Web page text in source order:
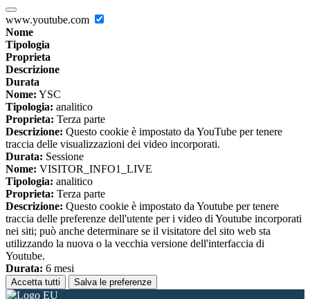
www.youtube.com
Nome
Tipologia
Proprieta
Descrizione
Durata
Nome: YSC
Tipologia: analitico
Proprieta: Terza parte
Descrizione: Questo cookie è impostato da YouTube per tenere
traccia delle visualizzazioni dei video incorporati.
Durata: Sessione
Nome: VISITOR_INFO1_LIVE
Tipologia: analitico
Proprieta: Terza parte
Descrizione: Questo cookie è impostato da Youtube per tenere
traccia delle preferenze dell'utente per i video di Youtube incorporati
nei siti; può anche determinare se il visitatore del sito web sta
utilizzando la nuova o la vecchia versione dell'interfaccia di
Youtube.
Durata: 6 mesi
Accetta tutti Salva le preferenze